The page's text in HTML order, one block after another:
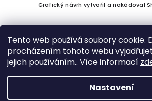
Tento web používá soubory cookie.
procházením tohoto webu
jejich používáním.. Více informací
Nastavení
Vytvořil Shoptet
Grafický návrh vytvořil a nakódoval
Podle zákona o evidenci tržeb je